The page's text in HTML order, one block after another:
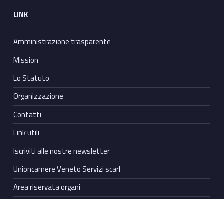
LINK
Amministrazione trasparente
Mission
Lo Statuto
Organizzazione
Contatti
Link utili
Iscriviti alle nostre newsletter
Unioncamere Veneto Servizi scarl
Area riservata organi